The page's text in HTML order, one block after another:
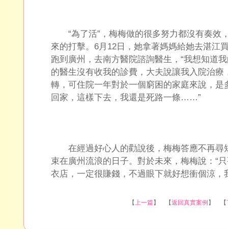
“為了活”，梅梅做的很多努力都沒有奏效
來的打擊。6月12日，她拿著媽媽給她去湛江
跑到廣州，去南方醫院諮詢醫生，“我想知道
的醫生沒有收我的診費，大夫說讓我入院治療
轉，可住院一年對於一個窮困的家庭來說，是
回家，這樣下去，我還是死路一條……”
在經過好心人的勸說後，梅梅答應不再尋
束在廣州流浪的日子。對於未來，梅梅說：“
衣店，一定很賺錢，不過眼下就好想衝個涼，
【上一篇】 【返回真實案例 】 【